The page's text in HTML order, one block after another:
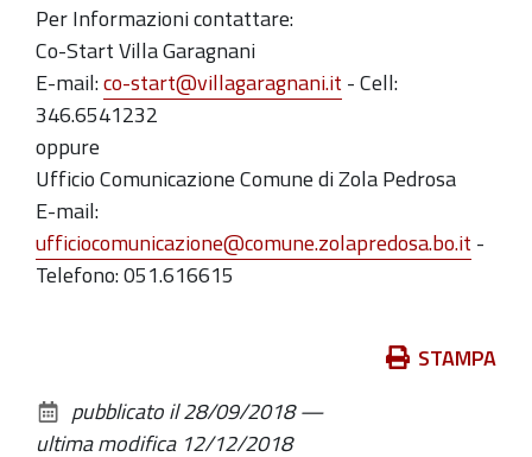
Per Informazioni contattare:
Co-Start Villa Garagnani
E-mail:co-start@villagaragnani.it - Cell:
346.6541232
oppure
Ufficio Comunicazione Comune di Zola Pedrosa
E-mail:
ufficiocomunicazione@comune.zolapredosa.bo.it -
Telefono: 051.616615
documento
STAMPA
pubblicato il28/09/2018—
ultima modifica 12/12/2018